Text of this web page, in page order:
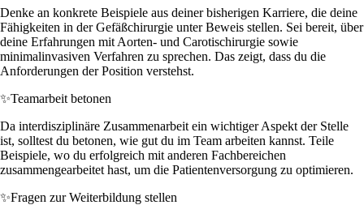
Denke an konkrete Beispiele aus deiner bisherigen Karriere, die deine
Fähigkeiten in der Gefäßchirurgie unter Beweis stellen. Sei bereit, über
deine Erfahrungen mit Aorten- und Carotischirurgie sowie
minimalinvasiven Verfahren zu sprechen. Das zeigt, dass du die
Anforderungen der Position verstehst.
✨Teamarbeit betonen
Da interdisziplinäre Zusammenarbeit ein wichtiger Aspekt der Stelle
ist, solltest du betonen, wie gut du im Team arbeiten kannst. Teile
Beispiele, wo du erfolgreich mit anderen Fachbereichen
zusammengearbeitet hast, um die Patientenversorgung zu optimieren.
✨Fragen zur Weiterbildung stellen